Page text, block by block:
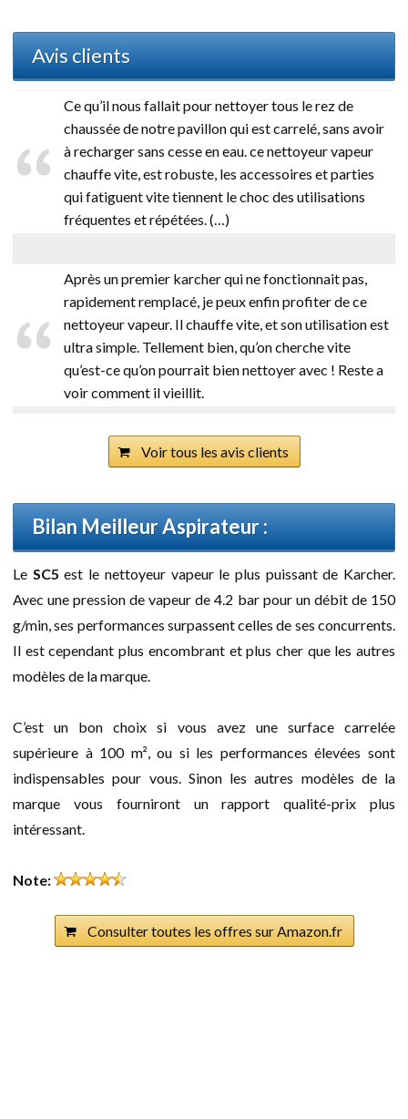
Avis clients
Ce qu’il nous fallait pour nettoyer tous le rez de
chaussée de notre pavillon qui est carrelé, sans avoir
à recharger sans cesse en eau. ce nettoyeur vapeur
chauffe vite, est robuste, les accessoires et parties
qui fatiguent vite tiennent le choc des utilisations
fréquentes et répétées. (…)
Après un premier karcher qui ne fonctionnait pas,
rapidement remplacé, je peux enfin profiter de ce
nettoyeur vapeur. Il chauffe vite, et son utilisation est
ultra simple. Tellement bien, qu’on cherche vite
qu’est-ce qu’on pourrait bien nettoyer avec ! Reste a
voir comment il vieillit.
Voir tous les avis clients
Bilan Meilleur Aspirateur :
Le SC5 est le nettoyeur vapeur le plus puissant de Karcher.
Avec une pression de vapeur de 4.2 bar pour un débit de 150
g/min, ses performances surpassent celles de ses concurrents.
Il est cependant plus encombrant et plus cher que les autres
modèles de la marque.
C’est un bon choix si vous avez une surface carrelée
supérieure à 100 m², ou si les performances élevées sont
indispensables pour vous. Sinon les autres modèles de la
marque vous fourniront un rapport qualité-prix plus
intéressant.
Note:
Consulter toutes les offres sur Amazon.fr